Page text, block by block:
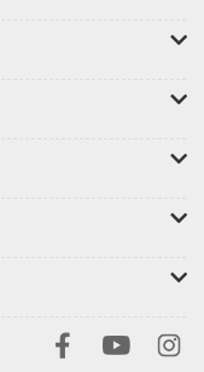
規定外，應包括
及標準、施工抽
理系統等。一千
畫內容至少應包
施工計畫審查作
金額未達一千萬
設備抽驗程序及